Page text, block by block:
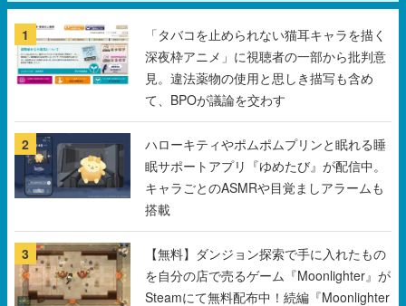
見。違法薬物の使用と思しき描写も含め
て、BPOが議論を交わす
2
ハローキティやポムポムプリンと眠れる睡
眠サポートアプリ『ゆめたび』が配信中。
キャラごとのASMRや目覚ましアラームも
搭載
3
【無料】ダンジョン探索で手に入れたもの
を自分の店で売るゲーム『Moonlighter』が
Steamにて無料配布中！続編『Moonlighter
2』の9月2日正式リリースを記念したキャ
ンペーン
4
ゴッホの名画『ローヌ川の星月夜』をあし